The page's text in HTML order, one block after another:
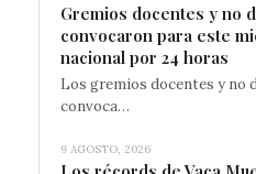
Gremios docentes y no
convocaron para este
nacional por 24 horas
Los gremios docentes y no
convoca…
9 AGOSTO, 2026